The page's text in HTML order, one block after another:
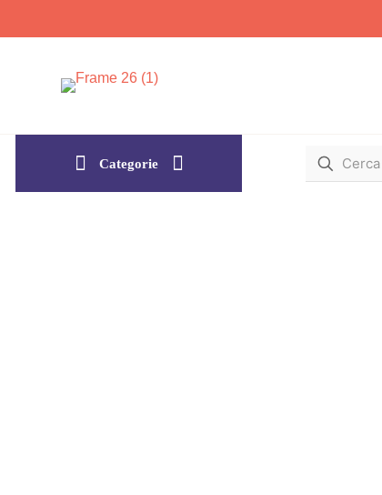
Categorie